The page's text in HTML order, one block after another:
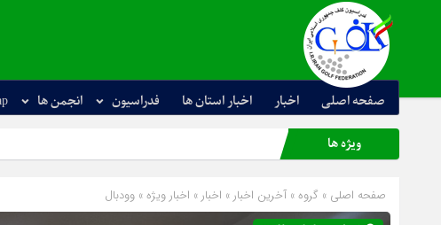
صفحه اصلی اخبار اخبار استان ها فدراسیون انجمن ها
ویژه ها
صفحه اصلی » گروه » آخرین اخبار » اخبار » اخبار ویژه» وودبال